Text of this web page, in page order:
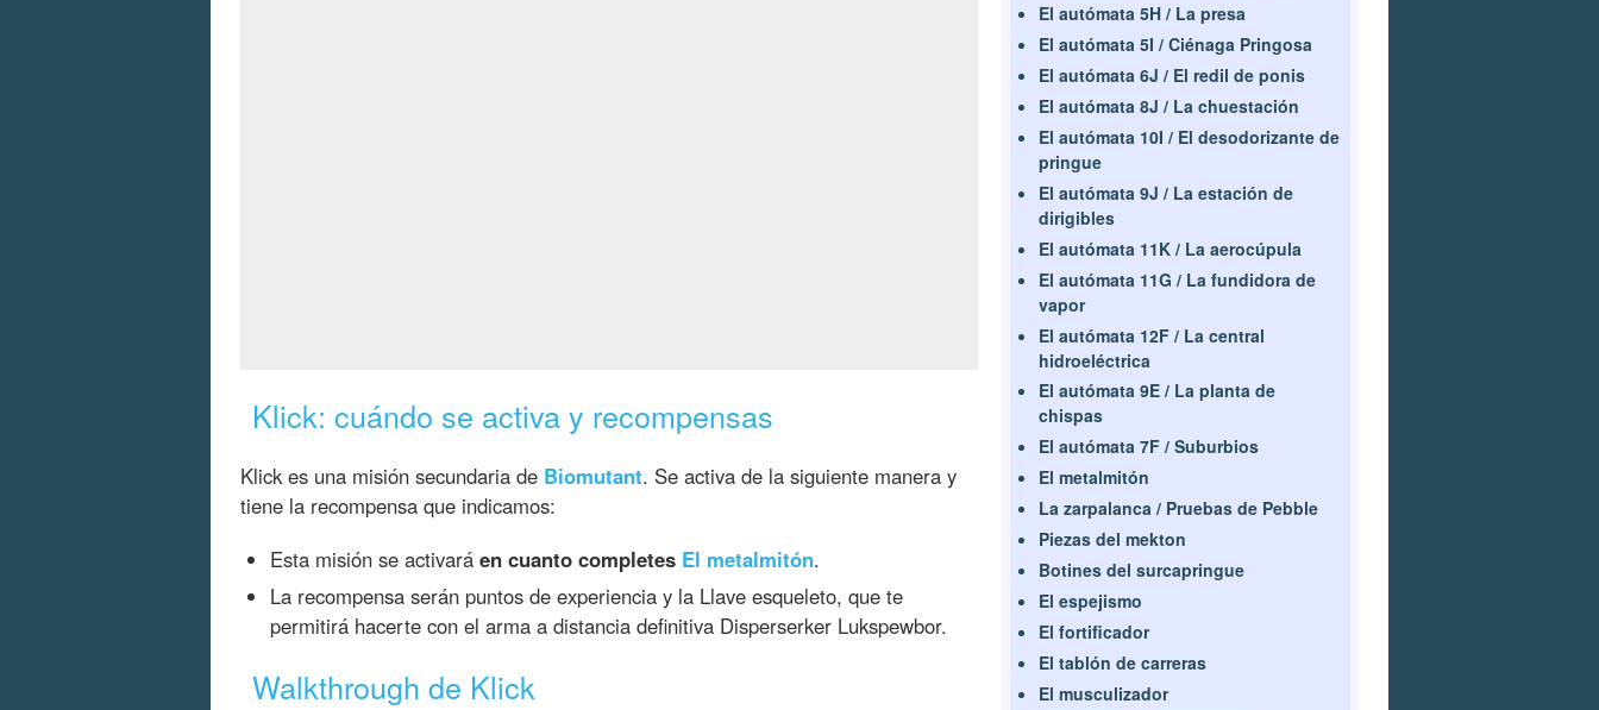
Klick: cuándo se activa y recompensas
Klick es una misión secundaria de Biomutant. Se activa de la siguiente manera y
tiene la recompensa que indicamos:
Esta misión se activará en cuanto completes El metalmitón.
La recompensa serán puntos de experiencia y la Llave esqueleto, que te
permitirá hacerte con el arma a distancia definitiva Disperserker Lukspewbor.
Walkthrough de Klick
El autómata 5H / La presa
El autómata 5I / Ciénaga Pringosa
El autómata 6J / El redil de ponis
El autómata 8J / La chuestación
El autómata 10I / El desodorizante de
pringue
El autómata 9J / La estación de
dirigibles
El autómata 11K / La aerocúpula
El autómata 11G / La fundidora de
vapor
El autómata 12F / La central
hidroeléctrica
El autómata 9E / La planta de
chispas
El autómata 7F / Suburbios
El metalmitón
La zarpalanca / Pruebas de Pebble
Piezas del mekton
Botines del surcapringue
El espejismo
El fortificador
El tablón de carreras
El musculizador